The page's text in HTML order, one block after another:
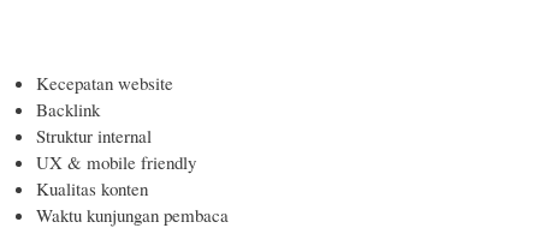
Kecepatan website
Backlink
Struktur internal
UX & mobile friendly
Kualitas konten
Waktu kunjungan pembaca